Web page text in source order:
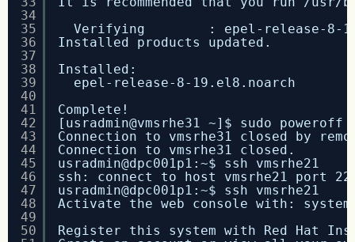
34
35
36
37
38
39
40
41
42
43
44
45
46
47
48
49
50
Verifying        : epel-release-8-
Installed products updated.
Installed:
epel-
Complete!
[usradmin@vmsrhe31 ~]$ sudo poweroff
Connection to vmsrhe31 closed by
Connection to vmsrhe31 closed.
usradmin@dpc001p1:~$ ssh vmsrhe21
ssh: connect to host vmsrhe21 port
usradmin@dpc001p1:~$ ssh vmsrhe21
Activate the web console with:
Register this system with Red Hat